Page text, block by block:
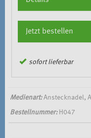
Jetzt bestellen
sofort lieferbar
Medienart:Anstecknadel,
Bestellnummer:H047